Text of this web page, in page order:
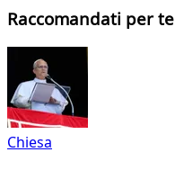
Raccomandati per te
Chiesa